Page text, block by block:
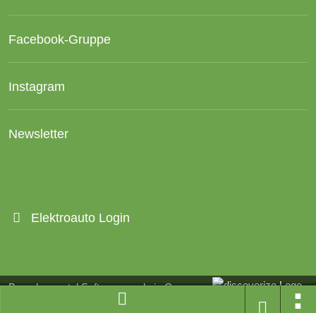
Facebook-Gruppe
Instagram
Newsletter
Elektroauto Login
Branchenportal Software made in Germany